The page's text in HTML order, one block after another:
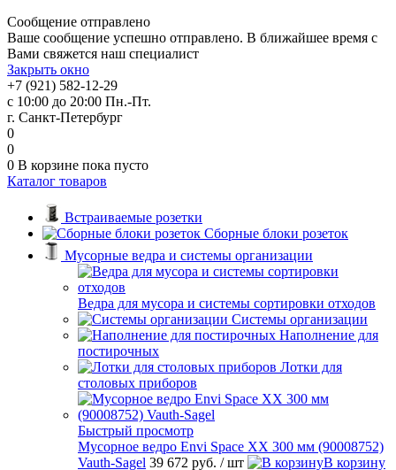
Сообщение отправлено
Ваше сообщение успешно отправлено. В ближайшее время с
Вами свяжется наш специалист
Закрыть окно
+7 (921) 582-12-29
с 10:00 до 20:00 Пн.-Пт.
г. Санкт-Петербург
0
0
0 В корзине пока пусто
Каталог товаров
Встраиваемые розетки
Сборные блоки розеток
Мусорные ведра и системы организации
Ведра для мусора и системы сортировки отходов
Системы организации
Наполнение для
постирочных
Лотки для
столовых приборов
Быстрый просмотр
Мусорное ведро Envi Space XX 300 мм (90008752)
Vauth-Sagel 39 672 руб. / шт
В корзину